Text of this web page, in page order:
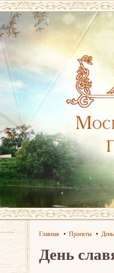
Главная Проекты
День